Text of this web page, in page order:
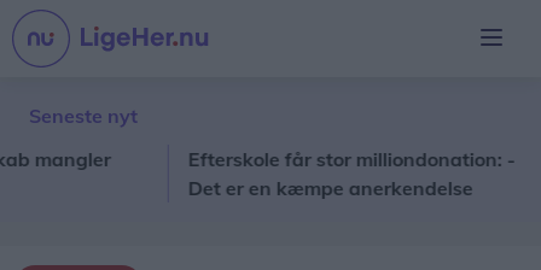
Seneste nyt
Efterskole får stor milliondonation: -
Det er en kæmpe anerkendelse